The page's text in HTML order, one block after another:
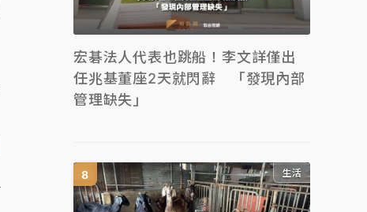
宏碁法人代表也跳船！李文詳僅出
任兆基董座2天就閃辭 「發現內部
管理缺失」
生活